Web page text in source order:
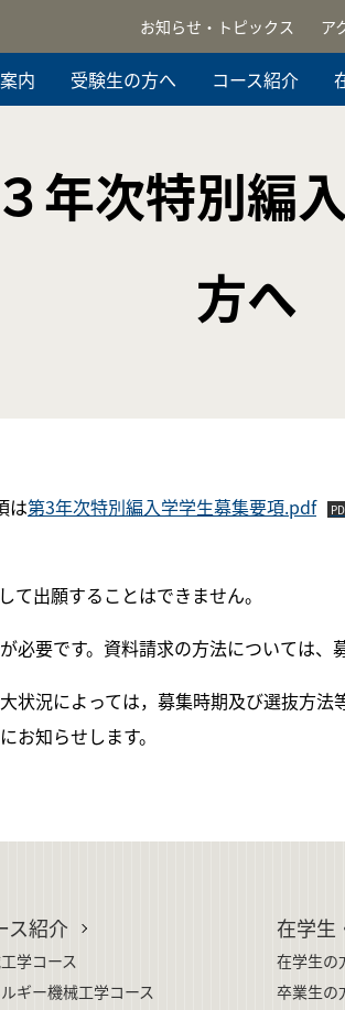
内 受験生の方へ コース紹介
お知らせ・トピックス ア
年次特別編
方へ
は第3年次特別編入学学生募集要項.pdf
出願することはできません。
要です。資料請求の方法については、
状況によっては，募集時期及び選抜方法
お知らせします。
ス紹介
学コース
ギー機械工学コース
在学生
在学生の
卒業生の